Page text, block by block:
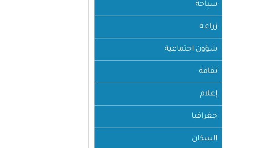
سياحة
زراعـة
شؤون اجتماعية
ثقافة
إعلام
جغرافيا
السكان